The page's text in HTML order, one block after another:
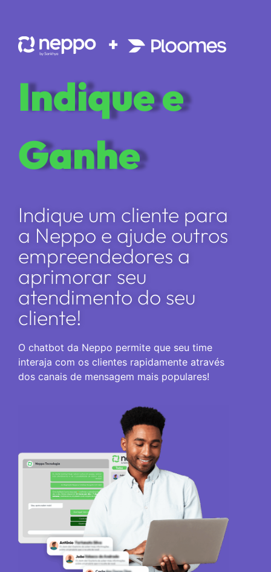
Indique e
Ganhe
Indique um cliente para
a Neppo e ajude outros
empreendedores a
aprimorar seu
atendimento do seu
cliente!
O chatbot da Neppo permite que seu time
interaja com os clientes rapidamente através
dos canais de mensagem mais populares!